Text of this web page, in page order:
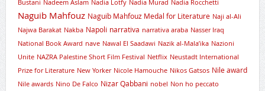
Bustani Nadeem Aslam Nadia Lotfy Nadia Murad Nadia Rocchetti
Naguib Mahfouz Naguib Mahfouz Medal for Literature Naji al-Ali
Najwa Barakat Nakba Napoli narrativa narrativa araba Nasser Iraq
National Book Award nave Nawal El Saadawi Nazik al-Mala’ika Nazioni
Unite NAZRA Palestine Short Film Festival Netflix Neustadt International
Prize for Literature New Yorker Nicole Hamouche Nikos Gatsos Nile award
Nile awards Nino De Falco Nizar Qabbani nobel Non ho peccato